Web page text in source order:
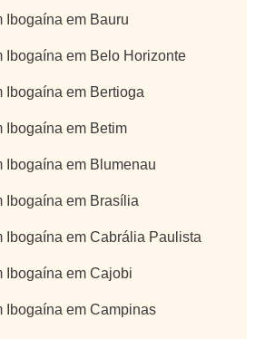
Ibogaína em Bauru
Ibogaína em Belo Horizonte
Ibogaína em Bertioga
Ibogaína em Betim
Ibogaína em Blumenau
Ibogaína em Brasília
Ibogaína em Cabrália Paulista
Ibogaína em Cajobi
Ibogaína em Campinas